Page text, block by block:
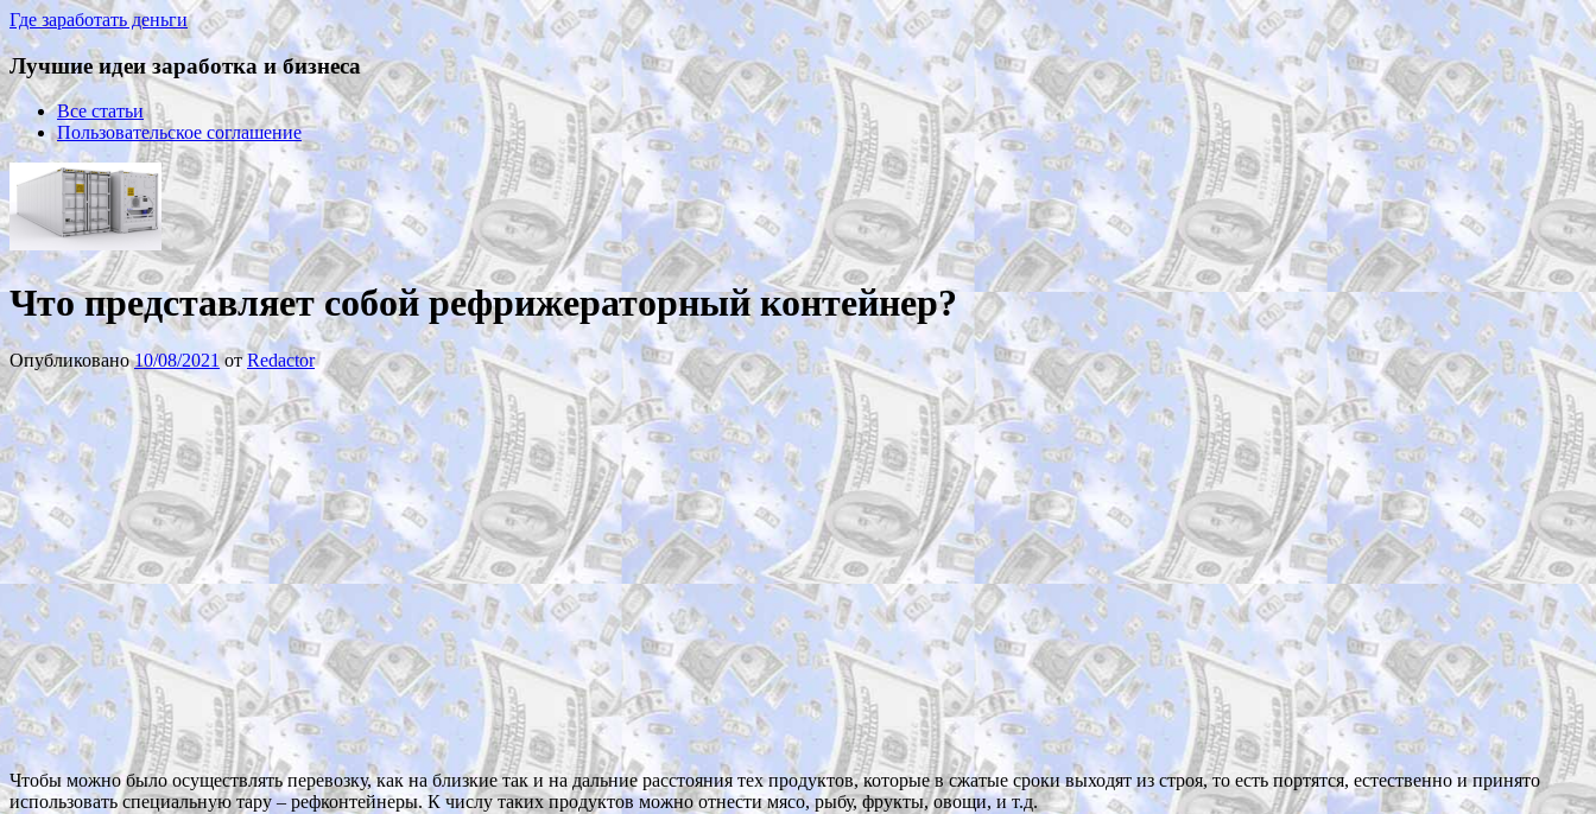
Где заработать деньги
Лучшие идеи заработка и бизнеса
Все статьи
Пользовательское соглашение
Что представляет собой рефрижераторный контейнер?
Опубликовано10/08/2021 отRedactor
Чтобы можно было осуществлять перевозку, как на близкие так и на дальние расстояния тех продуктов, которые в сжатые сроки выходят из строя, то есть портятся, естественно и принято
использовать специальную тару – рефконтейнеры. К числу таких продуктов можно отнести мясо, рыбу, фрукты, овощи, и т.д.